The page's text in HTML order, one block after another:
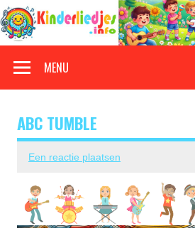
Doorgaan
naar
inhoud
MENU
ABC TUMBLE
Een reactie plaatsen